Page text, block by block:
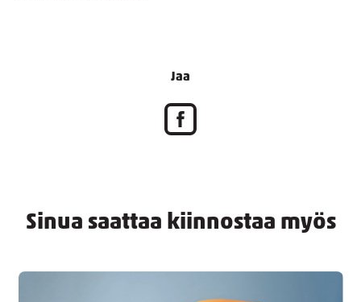
Jaa
Sinua saattaa kiinnostaa myös